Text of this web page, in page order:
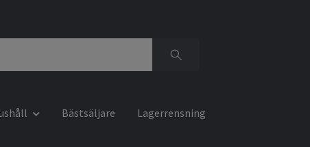
Bästsäljare Lagerrensning